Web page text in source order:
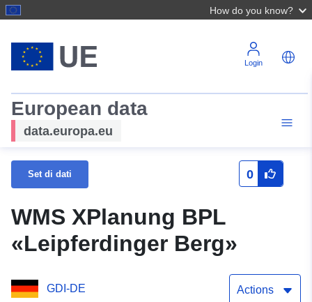
How do you know?
Login
European data
data.europa.eu
Set di dati 0
WMS XPlanung BPL
«Leipferdinger Berg»
GDI-DE Actions